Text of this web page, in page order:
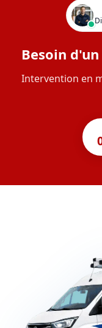
Besoin
Intervention en